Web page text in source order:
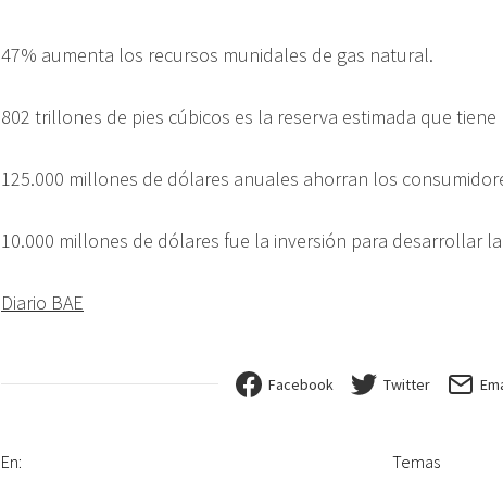
47% aumenta los recursos munidales de gas natural.
802 trillones de pies cúbicos es la reserva estimada que tiene
125.000 millones de dólares anuales ahorran los
10.000 millones de dólares fue la inversión para desarrollar
Diario BAE
Facebook Twitter
En: Temas